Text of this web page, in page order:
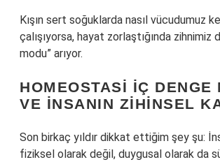
Kışın sert soğuklarda nasıl vücudumuz
çalışıyorsa, hayat zorlaştığında zihnimiz
modu” arıyor.
HOMEOSTASI IÇ DENGE
VE INSANIN ZIHINSEL
Son birkaç yıldır dikkat ettiğim şey şu:
fiziksel olarak değil, duygusal olarak da